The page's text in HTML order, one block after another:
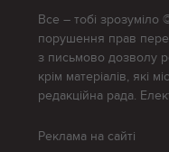
Все – тобі зрозуміло
порушення прав
з письмово дозволу
крім матеріалів, які
редакційна рада.
Реклама на сайті